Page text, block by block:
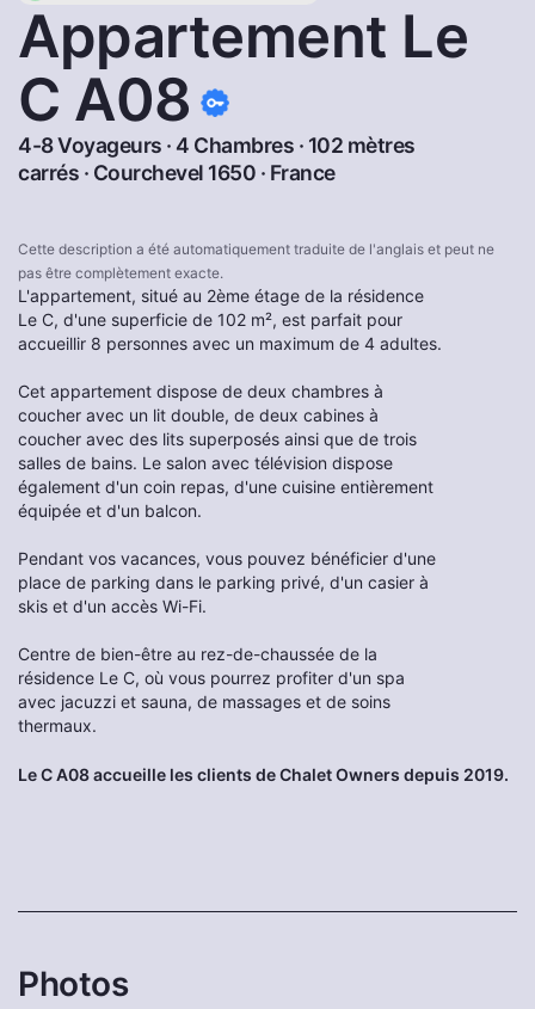
Appartement Le
C A08
4-8 Voyageurs · 4 Chambres · 102 mètres
carrés · Courchevel 1650 · France
Cette description a été automatiquement traduite de l'anglais et peut ne
pas être complètement exacte.
L'appartement, situé au 2ème étage de la résidence
Le C, d'une superficie de 102 m², est parfait pour
accueillir 8 personnes avec un maximum de 4 adultes.
Cet appartement dispose de deux chambres à
coucher avec un lit double, de deux cabines à
coucher avec des lits superposés ainsi que de trois
salles de bains. Le salon avec télévision dispose
également d'un coin repas, d'une cuisine entièrement
équipée et d'un balcon.
Pendant vos vacances, vous pouvez bénéficier d'une
place de parking dans le parking privé, d'un casier à
skis et d'un accès Wi-Fi.
Centre de bien-être au rez-de-chaussée de la
résidence Le C, où vous pourrez profiter d'un spa
avec jacuzzi et sauna, de massages et de soins
thermaux.
Le C A08 accueille les clients de Chalet Owners depuis 2019.
Photos